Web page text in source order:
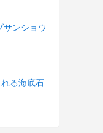
サンショウ
る海底石